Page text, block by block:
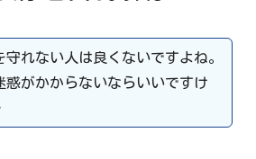
守れない人は良くないですよね。
惑がかからないならいいですけ